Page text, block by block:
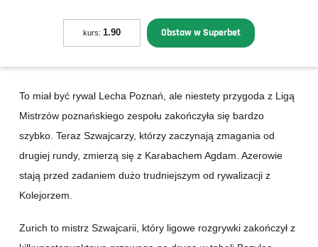
kurs: 1.90 Obstaw w Superbet
To miał być rywal Lecha Poznań, ale niestety przygoda z Ligą
Mistrzów poznańskiego zespołu zakończyła się bardzo
szybko. Teraz Szwajcarzy, którzy zaczynają zmagania od
drugiej rundy, zmierzą się z Karabachem Agdam. Azerowie
stają przed zadaniem dużo trudniejszym od rywalizacji z
Kolejorzem.
Zurich to mistrz Szwajcarii, który ligowe rozgrywki zakończył z